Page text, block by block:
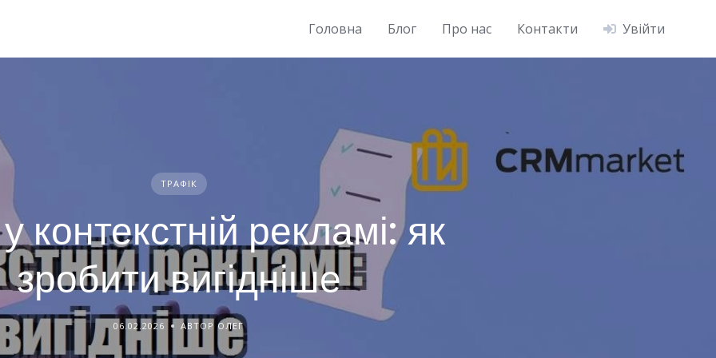
Головна Блог Про нас Контакти Увійти
ТРАФІК
контекстній рекламі: як
зробити вигідніше
06.02.2026 АВТОР ОЛЕГ